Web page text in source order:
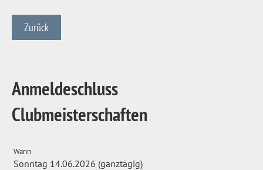
Zurück
Anmeldeschluss
Clubmeisterschaften
Wann
Sonntag 14.06.2026 (ganztägig)